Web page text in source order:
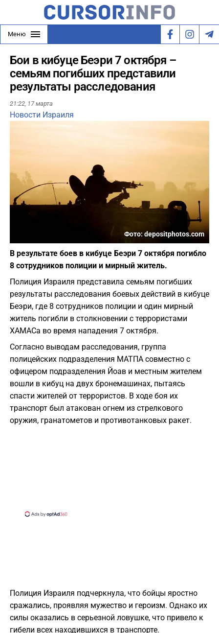
Меню
Бои в кибуце Беэри 7 октября –
семьям погибших представили
результаты расследования
21:22, 17 марта
Новости Израиля
Фото: depositphotos.com
В результате боев в кибуце Беэри 7 октября погибло
8 сотрудников полиции и мирный житель.
Полиция Израиля представила семьям погибших
результаты расследования боевых действий в кибуце
Беэри, где 8 сотрудников полиции и один мирный
житель погибли в столкновении с террористами
ХАМАСа во время нападения 7 октября.
Согласно выводам расследования, группа
полицейских подразделения МАТПА совместно с
офицером подразделения Йоав и местным жителем
вошли в кибуц на двух бронемашинах, пытаясь
спасти жителей от террористов. В ходе боя их
транспорт был атакован огнем из стрелкового
оружия, гранатометов и противотанковых ракет.
Полиция Израиля подчеркнула, что бойцы яростно
сражались, проявляя мужество и героизм. Однако их
силы оказались в серьезной ловушке, что привело к
гибели всех находившихся в транспорте.